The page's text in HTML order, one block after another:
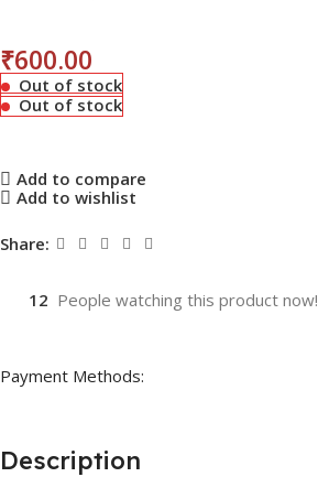
₹600.00
Out of stock
Out of stock
Add to compare
Add to wishlist
Share:
12 People watching this product now!
Payment Methods:
Description